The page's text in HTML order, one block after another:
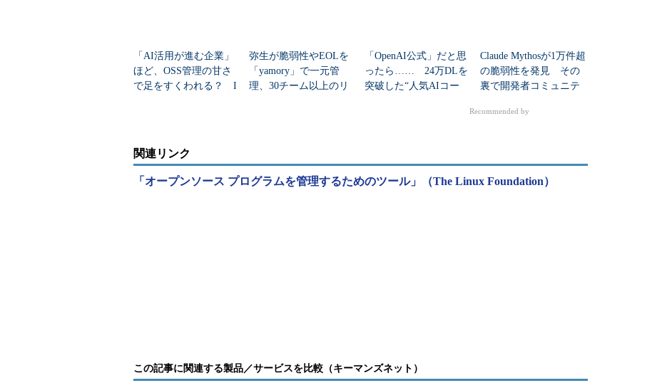
「AI活用が進む企業」
ほど、OSS管理の甘さ
で足をすくわれる？ I
弥生が脆弱性やEOLを
「yamory」で一元管
理、30チーム以上のリ
「OpenAI公式」だと思
ったら…… 24万DLを
突破した“人気AIコー
Claude Mythosが1万件超
の脆弱性を発見 その
裏で開発者コミュニテ
Recommended by
関連リンク
「オープンソース プログラムを管理するためのツール」（The Linux Foundation）
この記事に関連する製品／サービスを比較（キーマンズネット）